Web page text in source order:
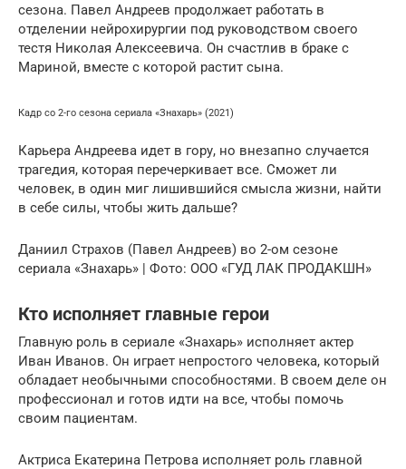
сезона. Павел Андреев продолжает работать в
отделении нейрохирургии под руководством своего
тестя Николая Алексеевича. Он счастлив в браке с
Мариной, вместе с которой растит сына.
Кадр со 2-го сезона сериала «Знахарь» (2021)
Карьера Андреева идет в гору, но внезапно случается
трагедия, которая перечеркивает все. Сможет ли
человек, в один миг лишившийся смысла жизни, найти
в себе силы, чтобы жить дальше?
Даниил Страхов (Павел Андреев) во 2-ом сезоне
сериала «Знахарь» | Фото: ООО «ГУД ЛАК ПРОДАКШН»
Кто исполняет главные герои
Главную роль в сериале «Знахарь» исполняет актер
Иван Иванов. Он играет непростого человека, который
обладает необычными способностями. В своем деле он
профессионал и готов идти на все, чтобы помочь
своим пациентам.
Актриса Екатерина Петрова исполняет роль главной